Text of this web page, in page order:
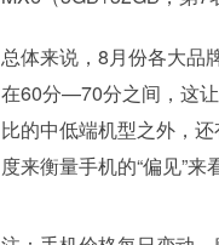
总体来说，8月份各大品
在60分—70分之间，这
比的中低端机型之外，
度来衡量手机的“偏见”来